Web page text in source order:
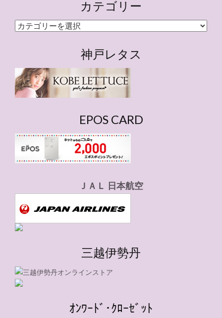
カテゴリー
カ
ー
神戸レタス
EPOS CARD
ＪＡＬ 日本航空
三越伊勢丹
ｵﾝﾜｰﾄﾞ･ｸﾛｰｾﾞｯﾄ